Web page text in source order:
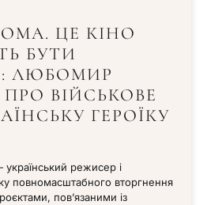
ЦЕ КІНО
БУТИ
ЛЮБОМИР
ВІЙСЬКОВЕ
ГЕРОЇКУ
режисер і
повномасштабного вторгнення
пов’язаними із